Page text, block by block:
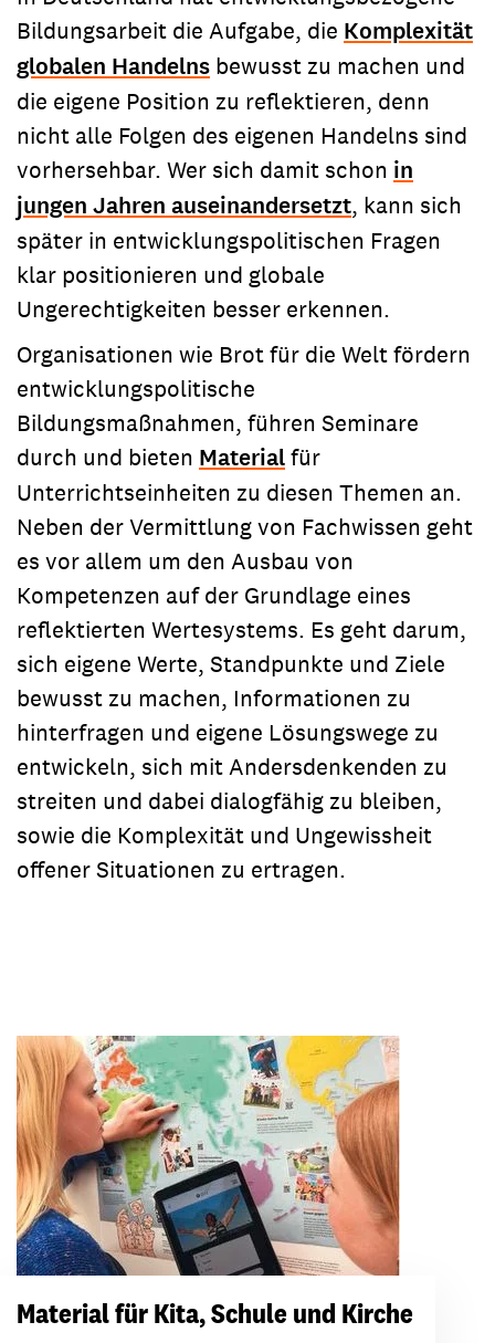
Bildungsarbeit die Aufgabe, die Komplexität
globalen Handelns bewusst zu machen und
die eigene Position zu reflektieren, denn
nicht alle Folgen des eigenen Handelns sind
vorhersehbar. Wer sich damit schon in
jungen Jahren auseinandersetzt, kann sich
später in entwicklungspolitischen Fragen
klar positionieren und globale
Ungerechtigkeiten besser erkennen.
Organisationen wie Brot für die Welt fördern
entwicklungspolitische
Bildungsmaßnahmen, führen Seminare
durch und bieten Materialfür
Unterrichtseinheiten zu diesen Themen an.
Neben der Vermittlung von Fachwissen geht
es vor allem um den Ausbau von
Kompetenzen auf der Grundlage eines
reflektierten Wertesystems. Es geht darum,
sich eigene Werte, Standpunkte und Ziele
bewusst zu machen, Informationen zu
hinterfragen und eigene Lösungswege zu
entwickeln, sich mit Andersdenkenden zu
streiten und dabei dialogfähig zu bleiben,
sowie die Komplexität und Ungewissheit
offener Situationen zu ertragen.
Material für Kita, Schule und Kirche